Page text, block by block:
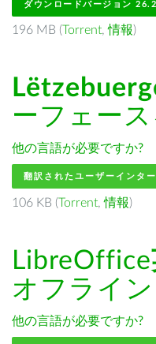
ダウンロードバージョン
196 MB (Torrent,情報)
ーフェー
他の言語が必要ですか?
翻訳されたユーザーインタ
106 KB (Torrent,情報)
LibreOffice
オフライ
他の言語が必要ですか?